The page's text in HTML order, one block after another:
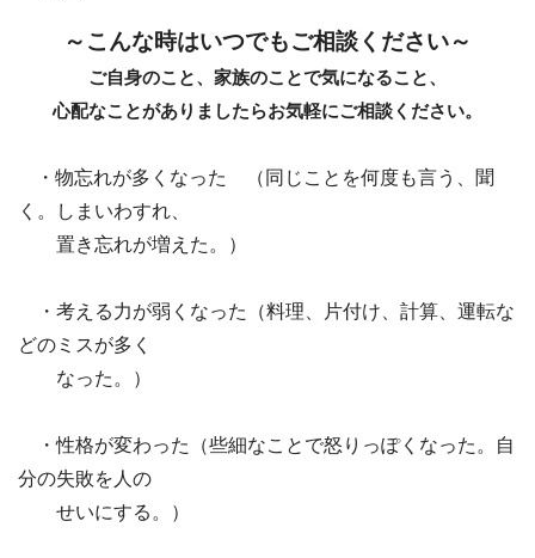
～こんな時はいつでもご相談ください～
ご自身のこと、家族のことで気になること、
心配なことがありましたらお気軽にご相談ください。
・物忘れが多くなった （同じことを何度も言う、聞
く。しまいわすれ、
置き忘れが増えた。）
・考える力が弱くなった（料理、片付け、計算、運転な
どのミスが多く
なった。）
・性格が変わった（些細なことで怒りっぽくなった。自
分の失敗を人の
せいにする。）